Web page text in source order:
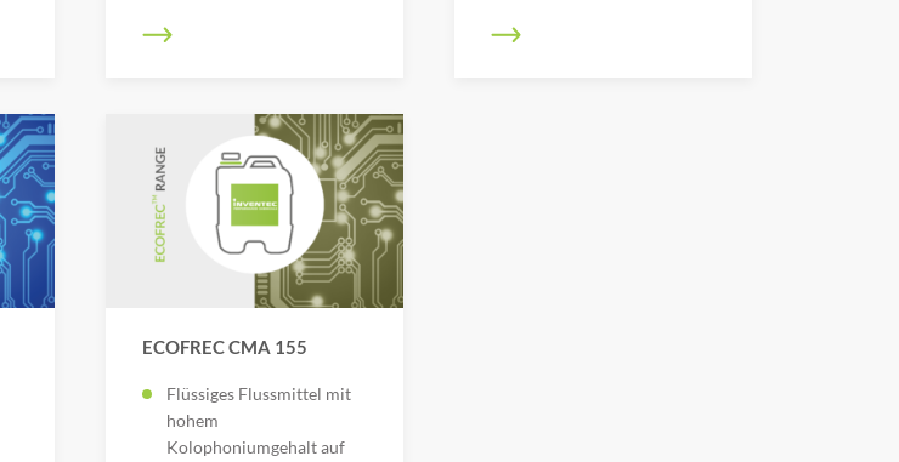
ECOFREC CMA 155
Flüssiges Flussmittel mit
hohem
Kolophoniumgehalt auf